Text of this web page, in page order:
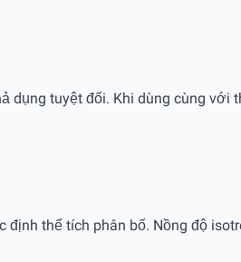
tuyệt đối. Khi dùng cùng với
thể tích phân bố. Nồng độ